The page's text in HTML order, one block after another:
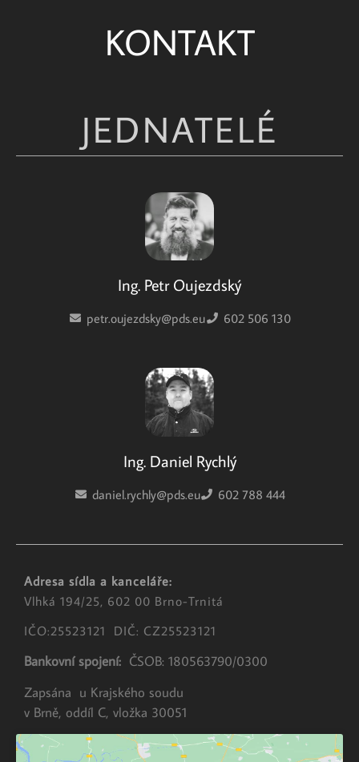
KONTAKT
JEDNATELÉ
Ing. Petr Oujezdský
petr.oujezdsky@pds.eu 602 506 130
Ing. Daniel Rychlý
daniel.rychly@pds.eu 602 788 444
Adresa sídla a kanceláře:
Vlhká 194/25, 602 00 Brno-Trnitá
IČO:25523121 DIČ: CZ25523121
Bankovní spojení: ČSOB: 180563790/0300
Zapsána u Krajského soudu
v Brně, oddíl C, vložka 30051